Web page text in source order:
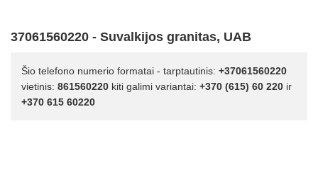
37061560220 - Suvalkijos granitas, UAB
Šio telefono numerio formatai - tarptautinis: +37061560220
vietinis: 861560220 kiti galimi variantai: +370 (615) 60 220 ir
+370 615 60220